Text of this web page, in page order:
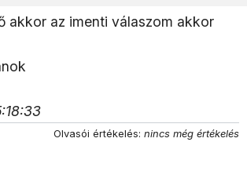
akkor az imenti válaszom akkor
Olvasói értékelés: nincs még értékelés